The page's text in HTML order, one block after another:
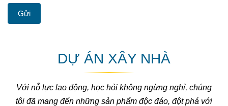
Gửi
DỰ ÁN XÂY NHÀ
Với nỗ lực lao động, học hỏi không ngừng nghỉ, chúng
tôi đã mang đến những sản phẩm độc đáo, đột phá với